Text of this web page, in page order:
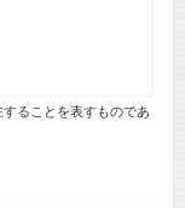
ることを表すものであ